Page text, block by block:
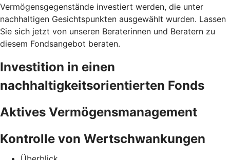
Vermögensgegenstände investiert werden, die unter
nachhaltigen Gesichtspunkten ausgewählt wurden. Lassen
Sie sich jetzt von unseren Beraterinnen und Beratern zu
diesem Fondsangebot beraten.
Investition in einen
nachhaltigkeitsorientierten Fonds
Aktives Vermögensmanagement
Kontrolle von Wertschwankungen